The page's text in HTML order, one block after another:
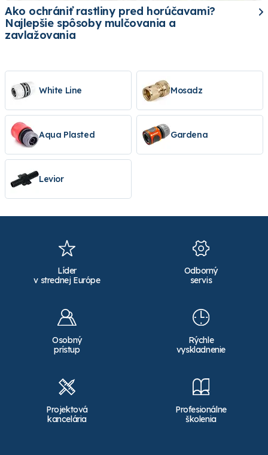
Ako ochrániť rastliny pred horúčavami?
Najlepšie spôsoby mulčovania a
zavlažovania
White Line Mosadz
Aqua Plasted Gardena
Levior
Líder
v strednej Európe
Odborný
servis
Osobný
prístup
Rýchle
vyskladnenie
Projektová
kancelária
Profesionálne
školenia